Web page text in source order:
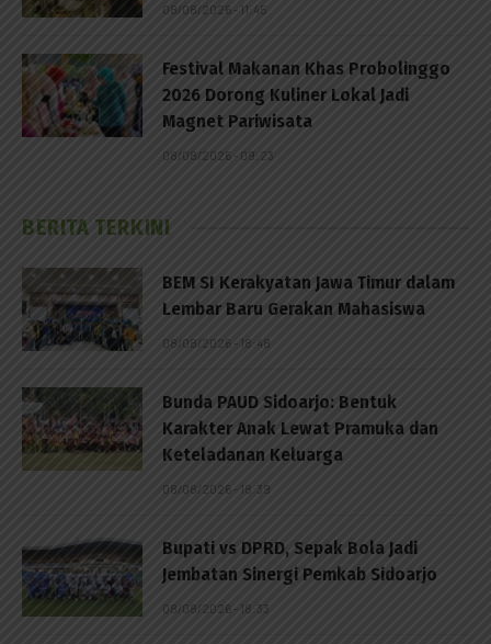
08/08/2026 - 11:45
Festival Makanan Khas Probolinggo
2026 Dorong Kuliner Lokal Jadi
Magnet Pariwisata
08/08/2026 - 09:23
BERITA TERKINI
BEM SI Kerakyatan Jawa Timur dalam
Lembar Baru Gerakan Mahasiswa
08/08/2026 - 18:48
Bunda PAUD Sidoarjo: Bentuk
Karakter Anak Lewat Pramuka dan
Keteladanan Keluarga
08/08/2026 - 18:39
Bupati vs DPRD, Sepak Bola Jadi
Jembatan Sinergi Pemkab Sidoarjo
08/08/2026 - 18:33